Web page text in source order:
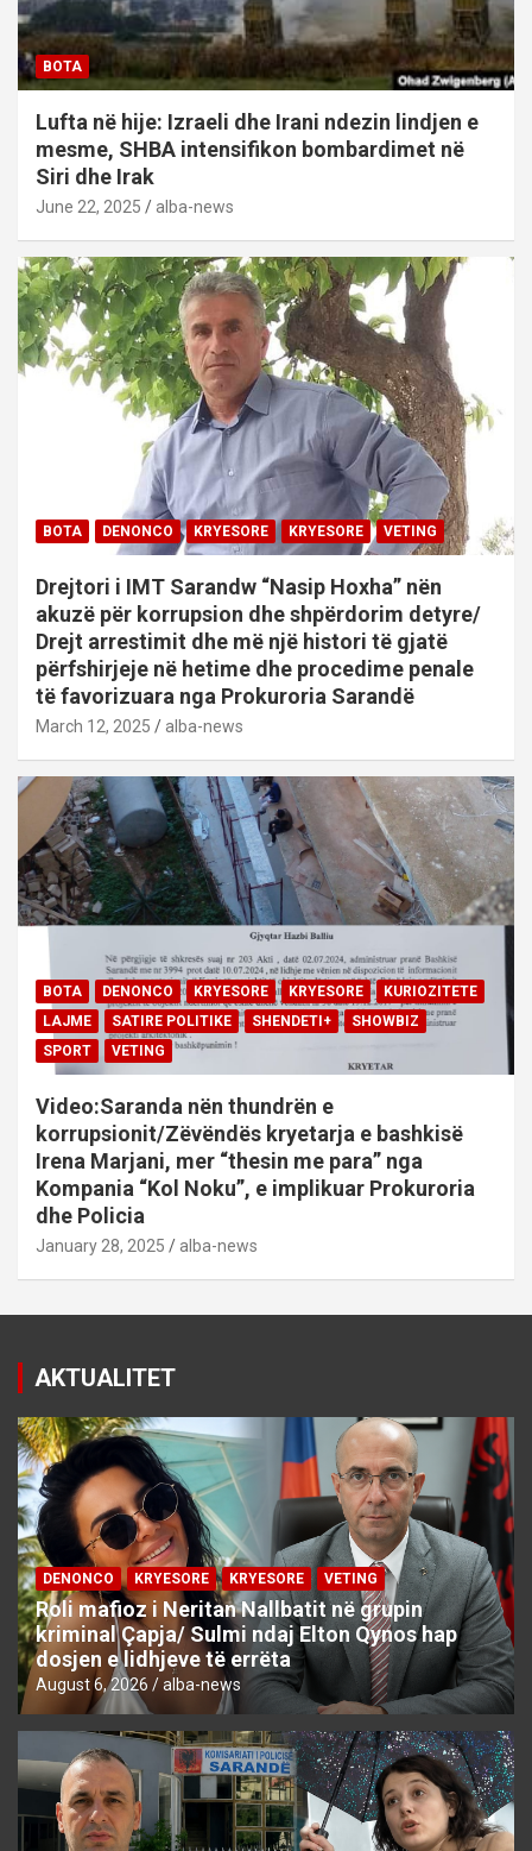
BOTA
Lufta në hije: Izraeli dhe Irani ndezin lindjen e
mesme, SHBA intensifikon bombardimet në
Siri dhe Irak
June 22, 2025 alba-news
BOTA DENONCO KRYESORE KRYESORE VETING
Drejtori i IMT Sarandw “Nasip Hoxha” nën
akuzë për korrupsion dhe shpërdorim detyre/
Drejt arrestimit dhe më një histori të gjatë
përfshirjeje në hetime dhe procedime penale
të favorizuara nga Prokuroria Sarandë
March 12, 2025 alba-news
BOTA DENONCO KRYESORE KRYESORE
KURIOZITETE
LAJME
SATIRE POLITIKE SHENDETI+
SHOWBIZ
SPORT
VETING
Video:Saranda nën thundrën e
korrupsionit/Zëvëndës kryetarja e bashkisë
Irena Marjani, mer “thesin me para” nga
Kompania “Kol Noku”, e implikuar Prokuroria
dhe Policia
January 28, 2025 alba-news
AKTUALITET
DENONCO KRYESORE KRYESORE VETING
Roli mafioz i Neritan Nallbatit në grupin
kriminal Çapja/ Sulmi ndaj Elton Qynos hap
dosjen e lidhjeve të errëta
August 6, 2026 alba-news